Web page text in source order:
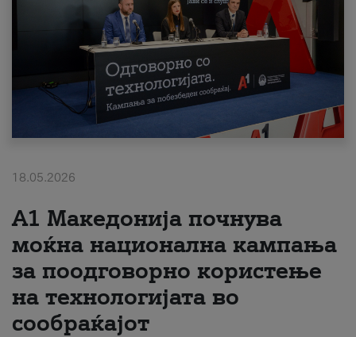
Деловни
Поддршка
Надополни кредит
#ПодобарОнлајн
18.05.2026
A1 Македонија почнува
моќна национална кампања
за поодговорно користење
на технологијата во
сообраќајот